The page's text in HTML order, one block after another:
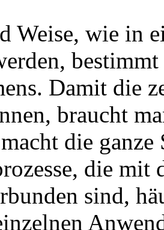
Weise, wie in
Damit die
braucht
die ganze
die
sind,